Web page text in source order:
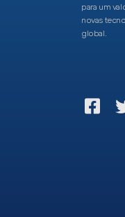
para um
novas
global.